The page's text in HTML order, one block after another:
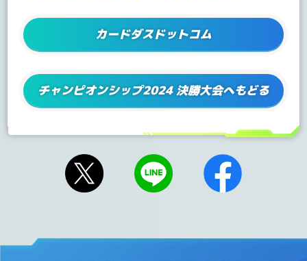
カードダスドットコム
チャンピオンシップ2024 決勝大会へもどる